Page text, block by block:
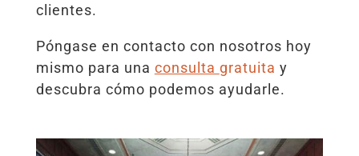
clientes.
Póngase en contacto con nosotros hoy
mismo para una consulta gratuita y
descubra cómo podemos ayudarle.